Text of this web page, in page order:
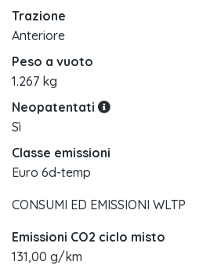
Trazione
Anteriore
Peso a vuoto
1.267 kg
Neopatentati
Sì
Classe emissioni
Euro 6d-temp
CONSUMI ED EMISSIONI WLTP
Emissioni CO2 ciclo misto
131,00 g/km